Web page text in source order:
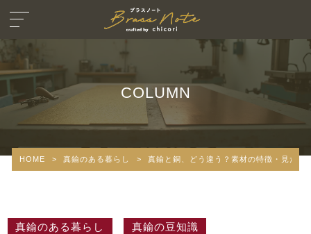
COLUMN
HOME > 真鍮のある暮らし > 真鍮と銅、どう違う？素材の特徴・見た目
真鍮のある暮らし 真鍮の豆知識